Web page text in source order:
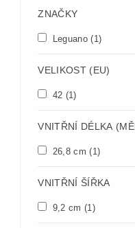
ZNAČKY
Leguano(1)
VELIKOST (EU)
42 (1)
VNITŘNÍ DÉLKA
26,8 cm(1)
VNITŘNÍ ŠÍŘKA
9,2 cm (1)